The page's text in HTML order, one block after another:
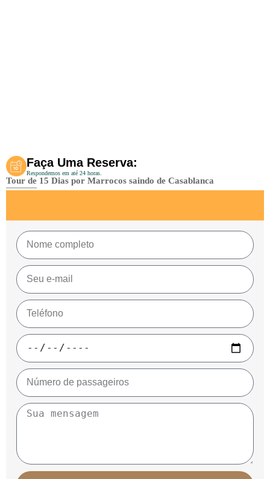
Faça Uma Reserva:
Respondemos em até 24 horas.
Tour de 15 Dias por Marrocos saindo de Casablanca